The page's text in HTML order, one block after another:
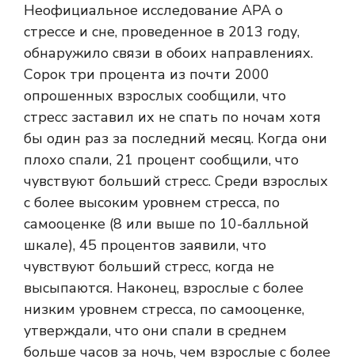
Неофициальное исследование APA о
стрессе и сне, проведенное в 2013 году,
обнаружило связи в обоих направлениях.
Сорок три процента из почти 2000
опрошенных взрослых сообщили, что
стресс заставил их не спать по ночам хотя
бы один раз за последний месяц. Когда они
плохо спали, 21 процент сообщили, что
чувствуют больший стресс. Среди взрослых
с более высоким уровнем стресса, по
самооценке (8 или выше по 10-балльной
шкале), 45 процентов заявили, что
чувствуют больший стресс, когда не
высыпаются. Наконец, взрослые с более
низким уровнем стресса, по самооценке,
утверждали, что они спали в среднем
больше часов за ночь, чем взрослые с более